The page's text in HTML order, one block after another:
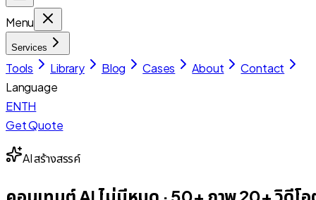
Menu
Services
Tools Library Blog Cases About
Contact
Language
ENTH
Get Quote
AI สร้างสรรค์
คอนเทนต์ AI ไม่มีหมด · 50+ ภาพ 20+ วิดีโอ